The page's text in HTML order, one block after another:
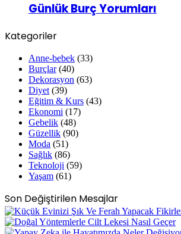
Günlük Burç Yorumları
Kategoriler
Anne-bebek (33)
Burçlar(40)
Dekorasyon (63)
Diyet (39)
Eğitim & Kurs (43)
Ekonomi (17)
Gebelik (48)
Güzellik (90)
Moda (51)
Sağlık (86)
Teknoloji (59)
Yaşam (61)
Son Değiştirilen Mesajlar